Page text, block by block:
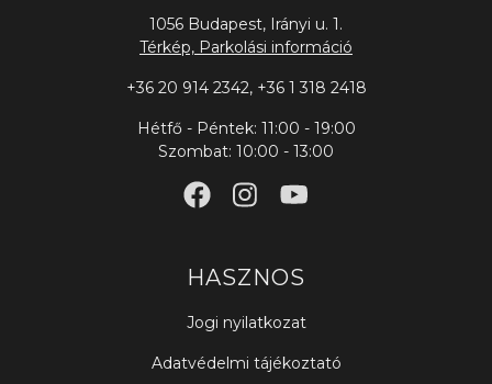
1056 Budapest, Irányi u. 1.
Térkép, Parkolási információ
+36 20 914 2342, +36 1 318 2418
Hétfő - Péntek: 11:00 - 19:00
Szombat: 10:00 - 13:00
HASZNOS
Jogi nyilatkozat
Adatvédelmi tájékoztató